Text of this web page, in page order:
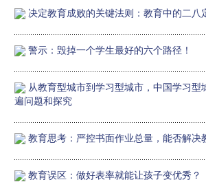
决定教育成败的关键法则：教育中的二八
警示：毁掉一个学生最好的六个路径！
从教育型城市到学习型城市，中国学习型
遍问题和探究
教育思考：严控书面作业总量，能否解决
教育误区：做好表率就能让孩子变优秀？